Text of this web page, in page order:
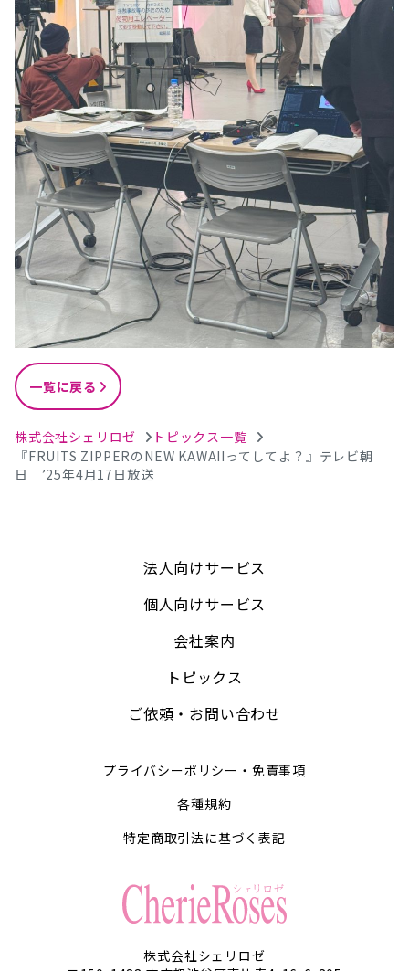
株式会社シェリロゼ
トピックス一覧
『FRUITS ZIPPERのNEW KAWAIIってしてよ？』テレビ朝
日 ’25年4月17日放送
一覧に戻る
法人向けサービス
個人向けサービス
会社案内
トピックス
ご依頼・お問い合わせ
プライバシーポリシー・免責事項
各種規約
特定商取引法に基づく表記
株式会社シェリロゼ